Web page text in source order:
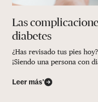
Las
diabetes
¿Has revisado tus pies
¡Siendo una persona con
Leer más’